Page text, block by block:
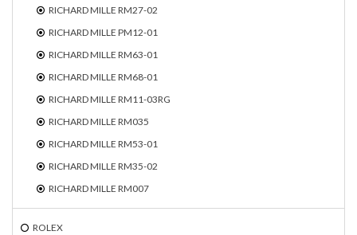
RICHARD MILLE RM27-02
RICHARD MILLE PM12-01
RICHARD MILLE RM63-01
RICHARD MILLE RM68-01
RICHARD MILLE RM11-03RG
RICHARD MILLE RM035
RICHARD MILLE RM53-01
RICHARD MILLE RM35-02
RICHARD MILLE RM007
ROLEX